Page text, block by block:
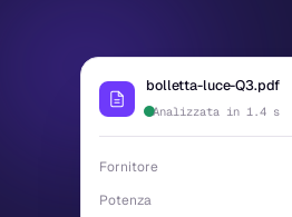
bolletta-luce-Q3.pdf
Analizzata in 1.4 s
Fornitore
Potenza